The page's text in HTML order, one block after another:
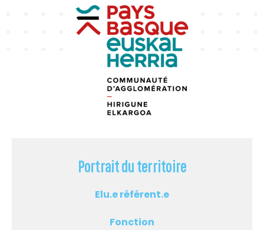
Portrait du territoire
Elu.e référent.e
Fonction